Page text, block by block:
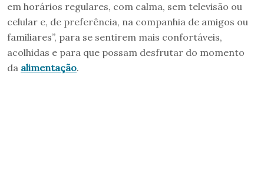
em horários regulares, com calma, sem televisão ou
celular e, de preferência, na companhia de amigos ou
familiares”, para se sentirem mais confortáveis,
acolhidas e para que possam desfrutar do momento
da alimentação.